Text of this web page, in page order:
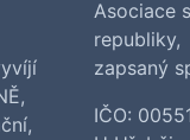
Asociace
republiky,
zapsaný
IČO: